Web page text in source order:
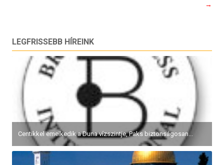
→
LEGFRISSEBB HÍREINK
Centikkel emelkedik a Duna vízszintje, Paks biztonságosan...